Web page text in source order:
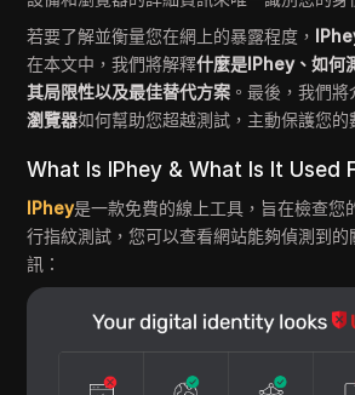
若要了解並衡量您在網上的暴露程度，
在本文中，我們將解釋什麼是IPhey、如何
其局限性以及最佳替代方案 。最後，我們將
瀏覽器如何幫助您超越測試，主動保護您的
What Is IPhey & What Is It Used
IPhey是一款免費的線上工具，旨在檢查您
行指紋測試，您可以查看網站能夠偵測到
訊：